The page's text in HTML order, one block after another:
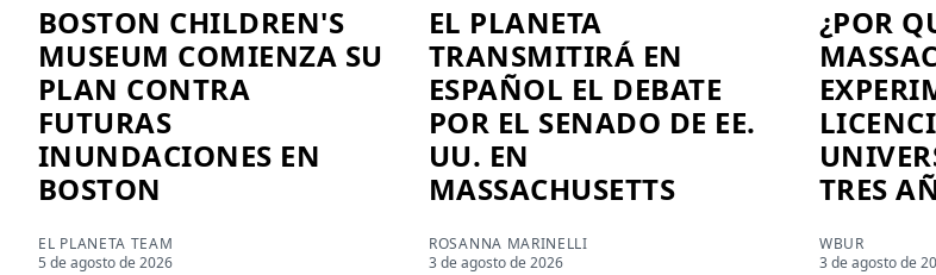
BOSTON CHILDREN'S
MUSEUM COMIENZA SU
PLAN CONTRA
FUTURAS
INUNDACIONES EN
BOSTON
EL PLANETA TEAM
5 de agosto de 2026
EL PLANETA
TRANSMITIRÁ EN
ESPAÑOL EL DEBATE
POR EL SENADO DE EE.
UU. EN
MASSACHUSETTS
ROSANNA MARINELLI
3 de agosto de 2026
¿POR
TRES
WBUR
3 de agosto de